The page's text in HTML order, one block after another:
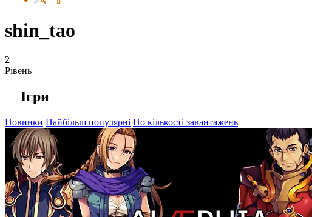
shin_tao
2
Рівень
Ігри
Новинки Найбільш популярні По кількості завантажень